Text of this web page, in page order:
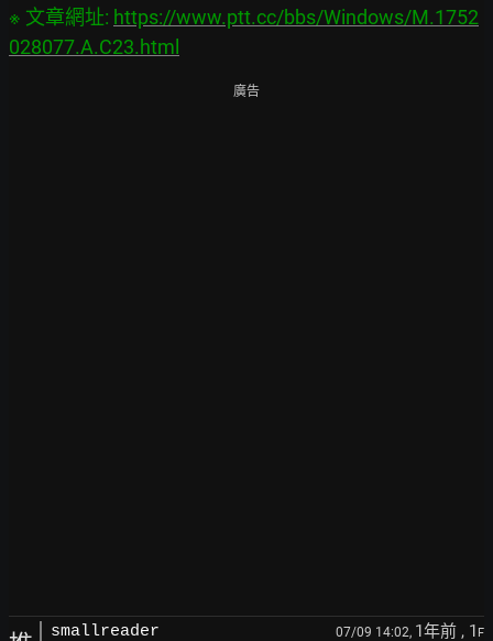
※ 文章網址: https://www.ptt.cc/bbs/Windows/M.1752
028077.A.C23.html
廣告
smallreader 07/09 14:02, 1年前 , 1 F